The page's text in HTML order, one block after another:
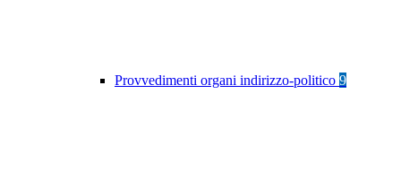
Provvedimenti organi indirizzo-politico 9